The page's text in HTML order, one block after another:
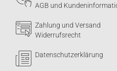
AGB und
Zahlung und Versand
Widerrufsrecht
Datenschutzerklärung